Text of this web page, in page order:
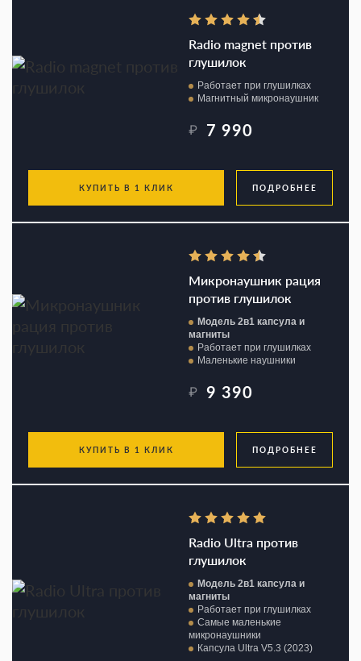
Radio magnet против
глушилок
Работает при глушилках
Магнитный микронаушник
₽ 7 990
КУПИТЬ В 1 КЛИК ПОДРОБНЕЕ
Микронаушник рация
против глушилок
Модель 2в1 капсула и
магниты
Работает при глушилках
Маленькие наушники
₽ 9 390
КУПИТЬ В 1 КЛИК ПОДРОБНЕЕ
Radio Ultra против
глушилок
Модель 2в1 капсула и
магниты
Работает при глушилках
Самые маленькие
микронаушники
Капсула Ultra V5.3 (2023)